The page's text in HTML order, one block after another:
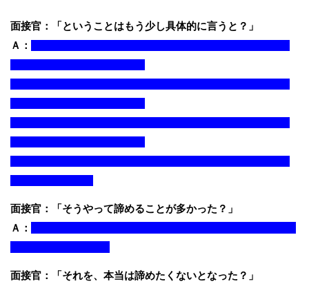
面接官：「ということはもう少し具体的に言うと？」
Ａ：
面接官：「そうやって諦めることが多かった？」
Ａ：
面接官：「それを、本当は諦めたくないとなった？」